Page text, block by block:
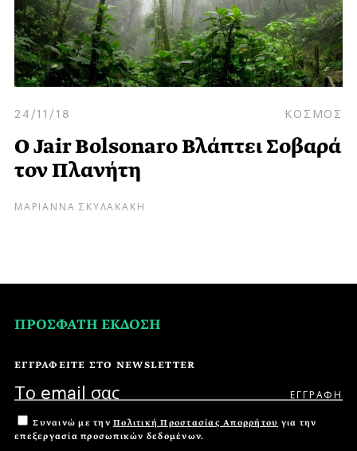
24/11/18 ΚΟΣΜΟΣ
Ο Jair Bolsonaro Βλάπτει Σοβαρά
τον Πλανήτη
ΜΑΡΙΑΝΝΑ ΣΚΥΛΑΚΑΚΗ
ΠΡΟΣΦΑΤΗ ΕΚΔΟΣΗ
ΕΓΓΡΑΦΕΙΤΕ ΣΤΟ NEWSLETTER
Συναινώ με την Πολιτική Προστασίας Απορρήτου για την
επεξεργασία προσωπικών δεδομένων.